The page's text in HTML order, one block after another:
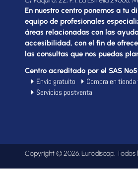
En nuestro centro ponemos a tu
equipo de profesionales
áreas relacionadas con las
accesibilidad, con el fin de
las consultas que nos puedas
Centro acreditado por el SAS
Envío gratuito
Compra en
Servicios postventa
Copyright © 2026. Eurodiscap.